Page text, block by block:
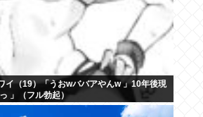
イ（19）「うおwババアやんw 」10年後現
」（フル勃起）